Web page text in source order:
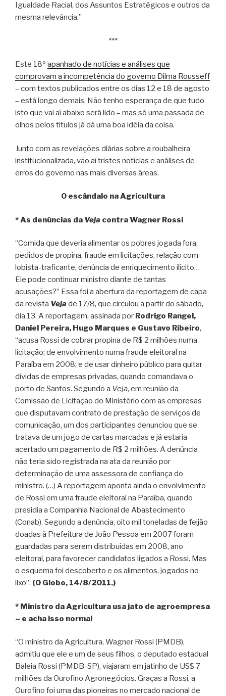
Igualdade Racial, dos Assuntos Estratégicos e outros da
mesma relevância.”
***
Este 18º apanhado de notícias e análises que
comprovam a incompetência do governo Dilma Rousseff
– com textos publicados entre os dias 12 e 18 de agosto
– está longo demais. Não tenho esperança de que tudo
isto que vai aí abaixo será lido – mas só uma passada de
olhos pelos títulos já dá uma boa idéia da coisa.
Junto com as revelações diárias sobre a roubalheira
institucionalizada, vão aí tristes notícias e análises de
erros do governo nas mais diversas áreas.
O escândalo na Agricultura
* As denúncias da Veja contra Wagner Rossi
“Comida que deveria alimentar os pobres jogada fora,
pedidos de propina, fraude em licitações, relação com
lobista-traficante, denúncia de enriquecimento ilícito…
Ele pode continuar ministro diante de tantas
acusações?” Essa foi a abertura da reportagem de capa
da revista Veja de 17/8, que circulou a partir do sábado,
dia 13. A reportagem, assinada por Rodrigo Rangel,
Daniel Pereira, Hugo Marques e Gustavo Ribeiro,
“acusa Rossi de cobrar propina de R$ 2 milhões numa
licitação; de envolvimento numa fraude eleitoral na
Paraíba em 2008; e de usar dinheiro público para quitar
dívidas de empresas privadas, quando comandava o
porto de Santos. Segundo a Veja, em reunião da
Comissão de Licitação do Ministério com as empresas
que disputavam contrato de prestação de serviços de
comunicação, um dos participantes denunciou que se
tratava de um jogo de cartas marcadas e já estaria
acertado um pagamento de R$ 2 milhões. A denúncia
não teria sido registrada na ata da reunião por
determinação de uma assessora de confiança do
ministro. (…) A reportagem aponta ainda o envolvimento
de Rossi em uma fraude eleitoral na Paraíba, quando
presidia a Companhia Nacional de Abastecimento
(Conab). Segundo a denúncia, oito mil toneladas de feijão
doadas à Prefeitura de João Pessoa em 2007 foram
guardadas para serem distribuídas em 2008, ano
eleitoral, para favorecer candidatos ligados a Rossi. Mas
o esquema foi descoberto e os alimentos, jogados no
lixo”. (O Globo, 14/8/2011.)
* Ministro da Agricultura usa jato de agroempresa
– e acha isso normal
“O ministro da Agricultura, Wagner Rossi (PMDB),
admitiu que ele e um de seus filhos, o deputado estadual
Baleia Rossi (PMDB-SP), viajaram em jatinho de US$ 7
milhões da Ourofino Agronegócios. Graças a Rossi, a
Ourofino foi uma das pioneiras no mercado nacional de